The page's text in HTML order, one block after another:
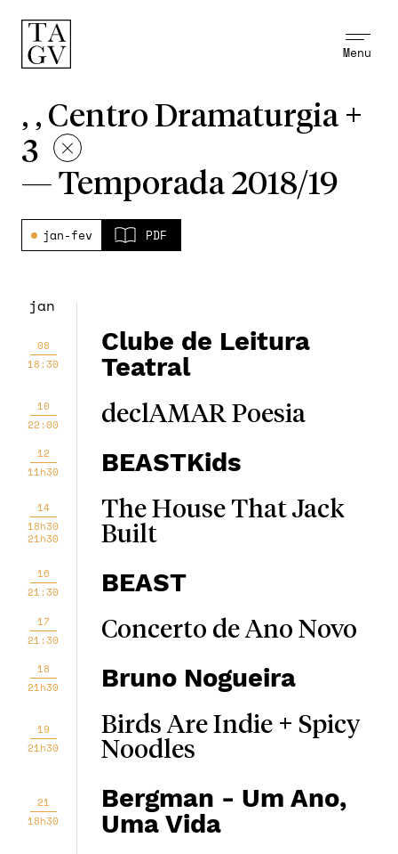
Menu
, , Centro Dramaturgia +
3
— Temporada 2018/19
jan-fev PDF
jan
08
18:30
Clube de Leitura
Teatral
10
22:00
declAMAR Poesia
12
11h30
BEASTKids
14
18h30
21h30
The House That Jack
Built
16
21:30
BEAST
17
21:30
Concerto de Ano Novo
18
21h30
Bruno Nogueira
19
21h30
Birds Are Indie + Spicy
Noodles
21
18h30
Bergman - Um Ano,
Uma Vida